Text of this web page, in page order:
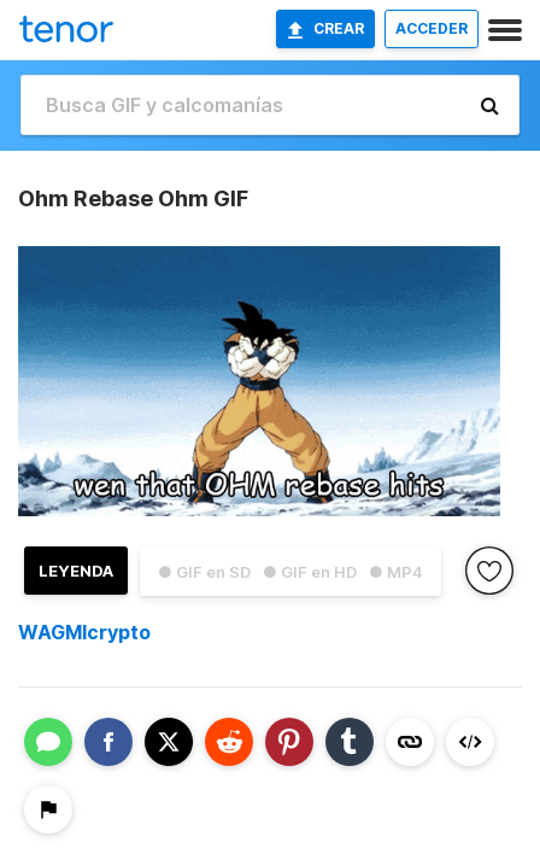
CREAR ACCEDER
Ohm Rebase Ohm GIF
● GIF en SD ● GIF en HD ● MP4
LEYENDA
WAGMIcrypto